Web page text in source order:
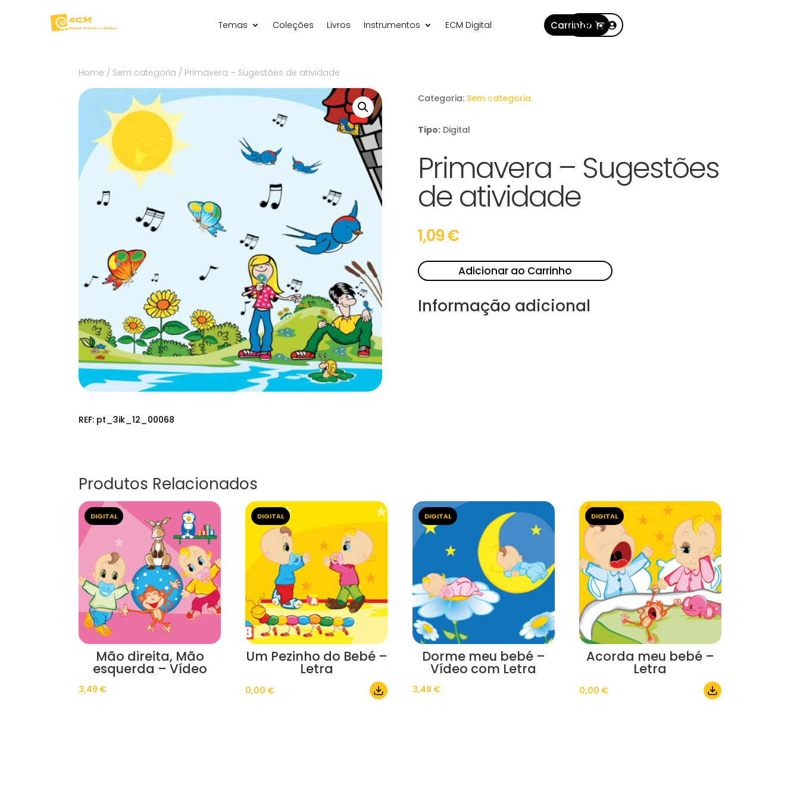
Temas Coleções Livros Instrumentos ECM Digital Carrinho
Conta
Home / Sem categoria / Primavera – Sugestões de atividade
REF: pt_3ik_12_00068
Categoria: Sem categoria
Tipo: Digital
Primavera – Sugestões
de atividade
1,09€
Adicionar ao Carrinho
Informação adicional
Produtos Relacionados
DIGITAL
Mão direita, Mão
esquerda – Vídeo
3,49 €
DIGITAL
Um Pezinho do Bebé –
Letra
0,00 €
DIGITAL
Dorme meu bebé –
Vídeo com Letra
3,49 €
DIGITAL
Acorda meu bebé –
Letra
0,00 €